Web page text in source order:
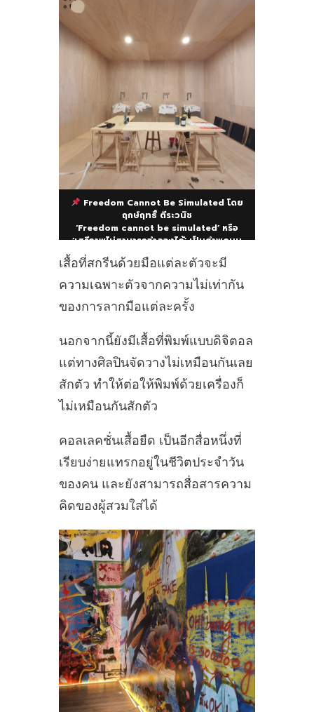
Freedom Cannot Be Simulated โดย
ฤกษ์ฤทธิ์ ตีระวนิช
‘Freedom cannot be simulated’ หรือ
‘เสรีภาพไม่สามารถจำลองได้’ เป็นคำพูดบน
ป้ายประท้วงของชาวเยอรมัน ก่อนที่กำแพง
เบอร์ลินจะถูกทำลายลง หมายถึง เสรีภาพหาก
จะมี ก็ต้องมีอย่างแท้จริง ไม่สามารถเสแสร้ง
ได้ เพราะหากต้องเสแสร้ง ก็คือไม่มีเสรีภาพ
นั่นเอง
เสื้อที่สกรีนด้วยมือแต่ละตัวจะมี
ความเฉพาะตัวจากความไม่เท่ากัน
ของการลากมือแต่ละครั้ง
นอกจากนี้ยังมีเสื้อที่พิมพ์แบบดิจิตอล
แต่ทางศิลปินจัดวางไม่เหมือนกันเลย
สักตัว ทำให้ต่อให้พิมพ์ด้วยเครื่องก็
ไม่เหมือนกันสักตัว
คอลเลคชั่นเสื้อยืด เป็นอีกสื่อหนึ่งที่
เรียบง่ายแทรกอยู่ในชีวิตประจำวัน
ของคน และยังสามารถสื่อสารความ
คิดของผู้สวมใส่ได้